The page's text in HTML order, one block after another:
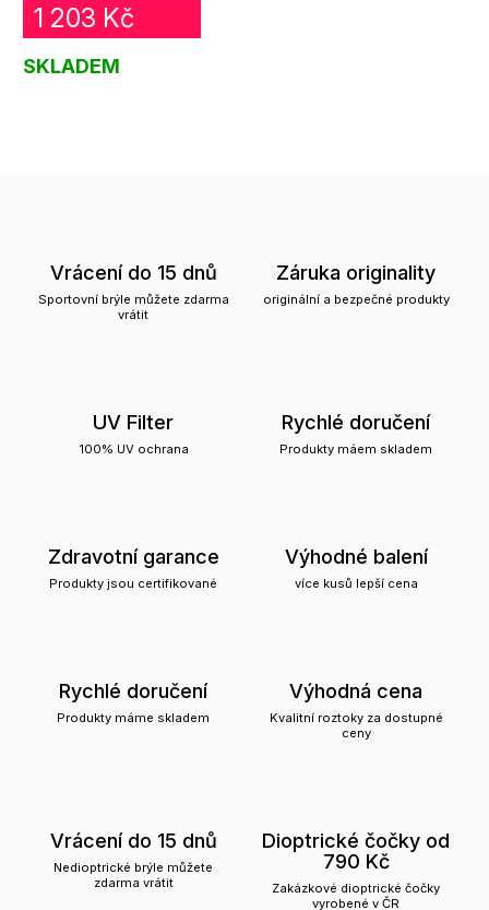
1 203 Kč
SKLADEM
Vrácení do 15 dnů
Sportovní brýle můžete zdarma
vrátit
Záruka originality
originální a bezpečné produkty
UV Filter
100% UV ochrana
Rychlé doručení
Produkty máem skladem
Zdravotní garance
Produkty jsou certifikované
Výhodné balení
více kusů lepší cena
Rychlé doručení
Produkty máme skladem
Výhodná cena
Kvalitní roztoky za dostupné
ceny
Vrácení do 15 dnů
Nedioptrické brýle můžete
zdarma vrátit
Dioptrické čočky od
790 Kč
Zakázkové dioptrické čočky
vyrobené v ČR